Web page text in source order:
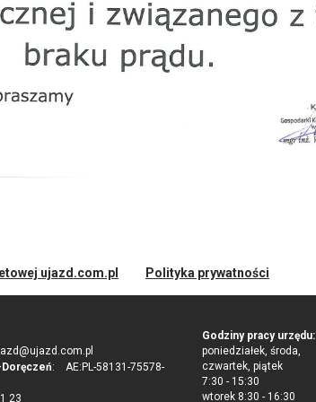
ujazd.com.pl Polityka prywatności
: AE:PL-58131-75578-
23
Godziny pracy urzędu:
poniedziałek, środa,
czwartek, piątek
7:30 - 15:30
wtorek 8:30 - 16:30